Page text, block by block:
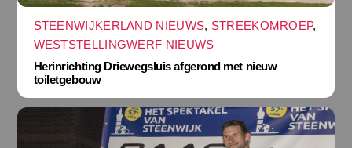
STEENWIJKERLAND NIEUWS, STREEKOMROEP,
WESTSTELLINGWERF NIEUWS
Herinrichting Driewegsluis afgerond met nieuw
toiletgebouw